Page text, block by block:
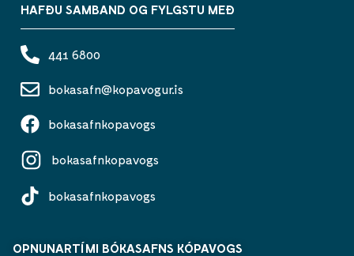
HAFÐU SAMBAND OG FYLGSTU MEÐ
441 6800
bokasafn@kopavogur.is
bokasafnkopavogs
bokasafnkopavogs
bokasafnkopavogs
OPNUNARTÍMI BÓKASAFNS KÓPAVOGS